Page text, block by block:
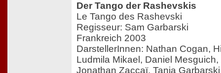
Der Tango der Rashevskis
Le Tango des Rashevski
Regisseur: Sam Garbarski
Frankreich 2003
DarstellerInnen: Nathan Cogan,
Ludmila Mikael, Daniel
Jonathan Zaccaï, Tania